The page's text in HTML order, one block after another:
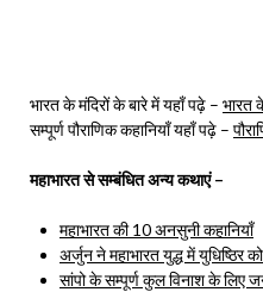
भारत के मंदिरों के बारे में यहाँ पढ़े – भारत
सम्पूर्ण पौराणिक कहानियाँ यहाँ पढ़े –
महाभारत से सम्बंधित अन्य कथाएं –
महाभारत की 10 अनसुनी कहानियाँ
अर्जुन ने महाभारत युद्ध में युधिष्ठिर
सांपो के सम्पूर्ण कुल विनाश के लिए